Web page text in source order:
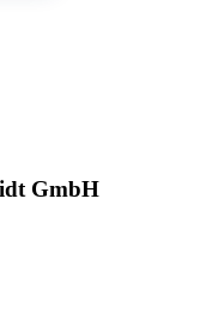
GmbH